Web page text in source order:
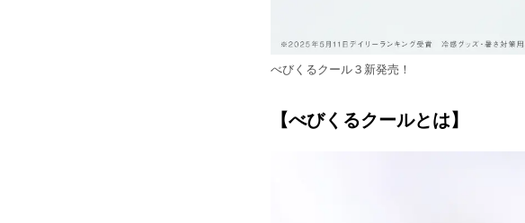
べびくるクール３新発売！
【べびくるクールとは】